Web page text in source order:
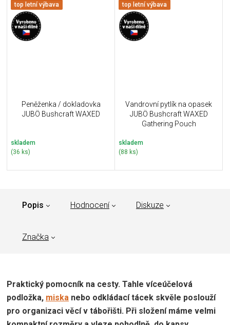
top letní výbava
Peněženka / dokladovka
JUBÖ Bushcraft WAXED
skladem
(36 ks)
top letní výbava
Vandrovní pytlík na opasek
JUBÖ Bushcraft WAXED
Gathering Pouch
skladem
(88 ks)
Popis Hodnocení Diskuze
Značka
Praktický pomocník na cesty. Tahle víceúčelová
podložka, miska nebo odkládací tácek skvěle poslouží
pro organizaci věcí v tábořišti. Při složení máme velmi